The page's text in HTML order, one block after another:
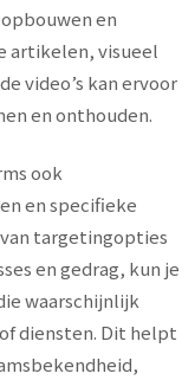
en
artikelen, visueel
video’s kan ervoor
en onthouden.
ook
en specifieke
targetingopties
en gedrag, kun je
waarschijnlijk
diensten. Dit helpt